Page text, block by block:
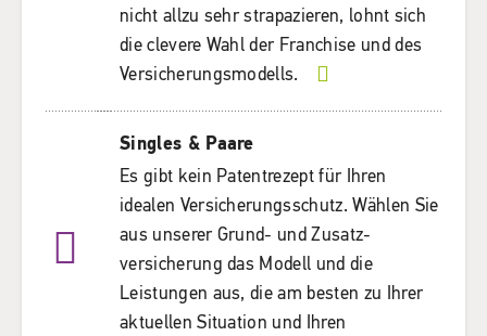
nicht allzu sehr strapazieren, lohnt sich
die clevere Wahl der Franchise und des
Versicherungsmodells.
Singles & Paare
Es gibt kein Patentrezept für Ihren
idealen Versicherungsschutz. Wählen Sie
aus unserer Grund- und Zusatz­
versicherung das Modell und die
Leistungen aus, die am besten zu Ihrer
aktuellen Situation und Ihren